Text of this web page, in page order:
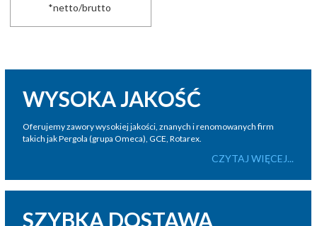
*netto/brutto
WYSOKA JAKOŚĆ
Oferujemy zawory wysokiej jakości, znanych i renomowanych firm
takich jak Pergola (grupa Omeca), GCE, Rotarex.
CZYTAJ WIĘCEJ...
SZYBKA DOSTAWA